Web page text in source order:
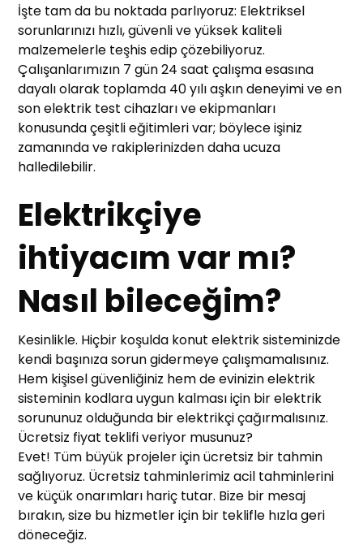
İşte tam da bu noktada parlıyoruz: Elektriksel
sorunlarınızı hızlı, güvenli ve yüksek kaliteli
malzemelerle teşhis edip çözebiliyoruz.
Çalışanlarımızın 7 gün 24 saat çalışma esasına
dayalı olarak toplamda 40 yılı aşkın deneyimi ve en
son elektrik test cihazları ve ekipmanları
konusunda çeşitli eğitimleri var; böylece işiniz
zamanında ve rakiplerinizden daha ucuza
halledilebilir.
Elektrikçiye
ihtiyacım var mı?
Nasıl bileceğim?
Kesinlikle. Hiçbir koşulda konut elektrik sisteminizde
kendi başınıza sorun gidermeye çalışmamalısınız.
Hem kişisel güvenliğiniz hem de evinizin elektrik
sisteminin kodlara uygun kalması için bir elektrik
sorununuz olduğunda bir elektrikçi çağırmalısınız.
Ücretsiz fiyat teklifi veriyor musunuz?
Evet! Tüm büyük projeler için ücretsiz bir tahmin
sağlıyoruz. Ücretsiz tahminlerimiz acil tahminlerini
ve küçük onarımları hariç tutar. Bize bir mesaj
bırakın, size bu hizmetler için bir teklifle hızla geri
döneceğiz.